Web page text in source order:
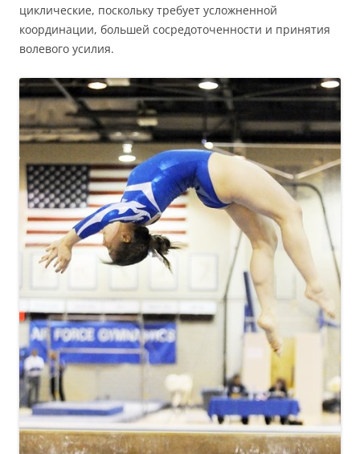
циклические, поскольку требует усложненной
координации, большей сосредоточенности и принятия
волевого усилия.